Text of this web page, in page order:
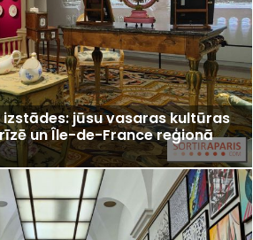
jūsu vasaras kultūras
un Île-de-France reģionā